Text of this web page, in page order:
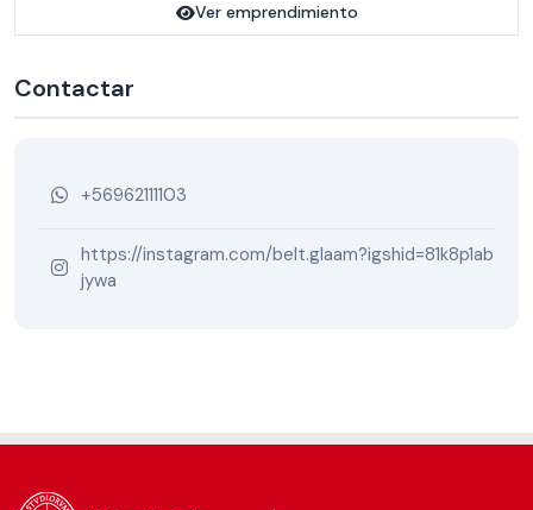
Ver emprendimiento
Contactar
+56962111103
https://instagram.com/belt.glaam?igshid=81k8p1ab
jywa